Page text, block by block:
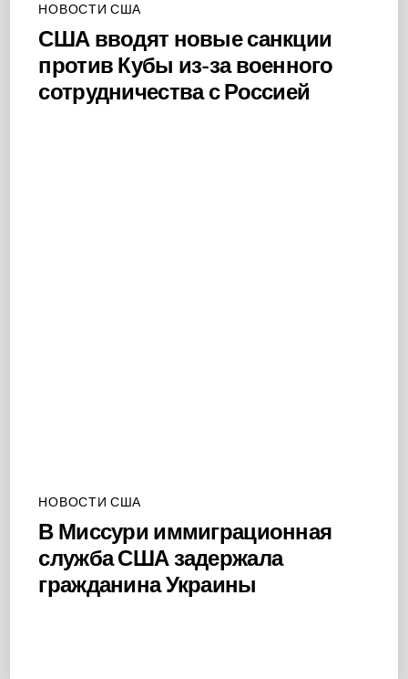
НОВОСТИ США
США вводят новые санкции
против Кубы из-за военного
сотрудничества с Россией
НОВОСТИ США
В Миссури иммиграционная
служба США задержала
гражданина Украины